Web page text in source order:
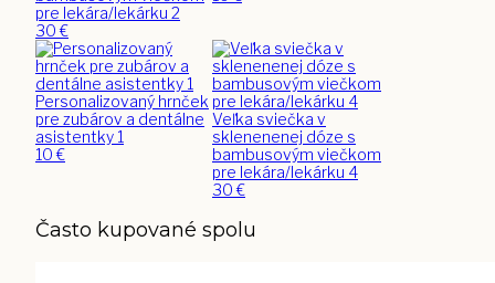
pre lekára/lekárku 2
30€
Personalizovaný hrnček
pre zubárov a dentálne
asistentky 1
10€
Veľka sviečka v
sklenenenej dóze s
bambusovým viečkom
pre lekára/lekárku 4
30€
Často kupované spolu